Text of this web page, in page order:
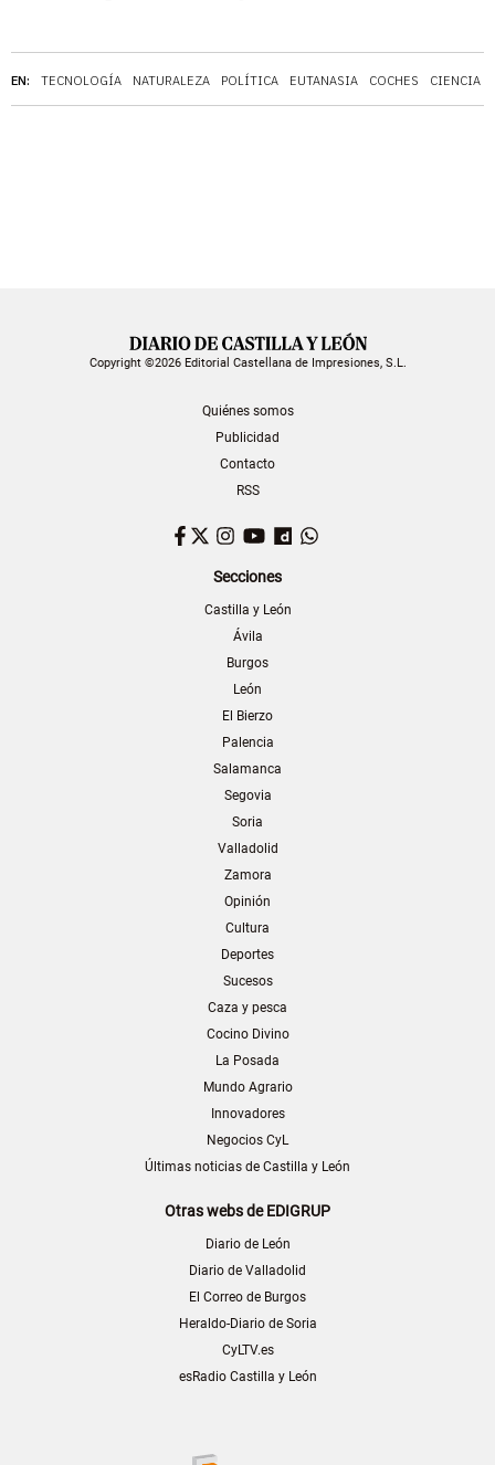
EN: TECNOLOGÍA NATURALEZA POLÍTICA EUTANASIA COCHES CIENCIA
Copyright ©2026 Editorial Castellana de Impresiones, S.L.
Quiénes somos
Publicidad
Contacto
RSS
Facebook
TwitterInstagram
YouTubeDailymotion
Secciones
Castilla y León
Ávila
Burgos
León
El Bierzo
Palencia
Salamanca
Segovia
Soria
Valladolid
Zamora
Opinión
Cultura
Deportes
Sucesos
Caza y pesca
Cocino Divino
La Posada
Mundo Agrario
Innovadores
Negocios CyL
Últimas noticias de Castilla y León
Otras webs de EDIGRUP
Diario de León
Diario de Valladolid
El Correo de Burgos
Heraldo-Diario de Soria
CyLTV.es
esRadio Castilla y León